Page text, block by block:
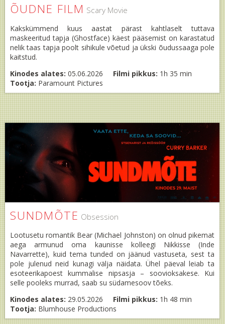
ÕUDNE FILM Scary Movie
Kakskümmend kuus aastat pärast kahtlaselt tuttava
maskeeritud tapja (Ghostface) käest pääsemist on karastatud
nelik taas tapja poolt sihikule võetud ja ükski õudussaaga pole
kaitstud.
Kinodes alates: 05.06.2026 Filmi pikkus: 1h 35 min
Tootja: Paramount Pictures
SUNDMÕTE Obsession
Lootusetu romantik Bear (Michael Johnston) on olnud pikemat
aega armunud oma kaunisse kolleegi Nikkisse (Inde
Navarrette), kuid tema tunded on jäänud vastuseta, sest ta
pole julenud neid kunagi välja näidata. Ühel päeval leiab ta
esoteerikapoest kummalise nipsasja – soovioksakese. Kui
selle pooleks murrad, saab su südamesoov tõeks.
Kinodes alates: 29.05.2026 Filmi pikkus: 1h 48 min
Tootja: Blumhouse Productions